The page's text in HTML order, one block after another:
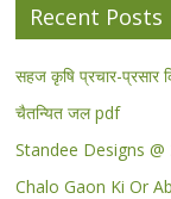
Recent Posts
सहज कृषि प्रचार-प्रसार
चैतन्यित जल pdf
Standee Designs
Chalo Gaon Ki Or